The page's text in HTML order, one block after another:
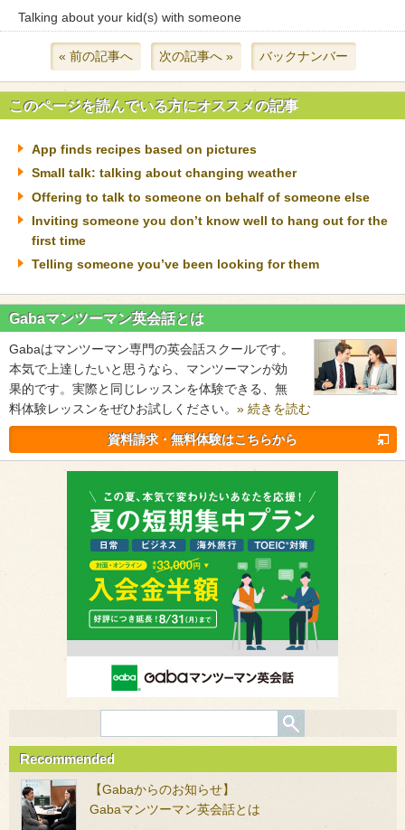
Talking about your kid(s) with someone
« 前の記事へ 次の記事へ » バックナンバー
このページを読んでいる方にオススメの記事
App finds recipes based on pictures
Small talk: talking about changing weather
Offering to talk to someone on behalf of someone else
Inviting someone you don’t know well to hang out for the
first time
Telling someone you’ve been looking for them
Gabaマンツーマン英会話とは
Gabaはマンツーマン専門の英会話スクールです。
本気で上達したいと思うなら、マンツーマンが効
果的です。実際と同じレッスンを体験できる、無
料体験レッスンをぜひお試しください。 » 続きを読む
資料請求・無料体験はこちらから
Recommended
【Gabaからのお知らせ】
Gabaマンツーマン英会話とは